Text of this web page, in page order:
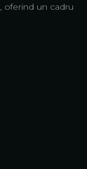
oferind un cadru